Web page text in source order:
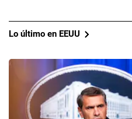
Lo último en EEUU